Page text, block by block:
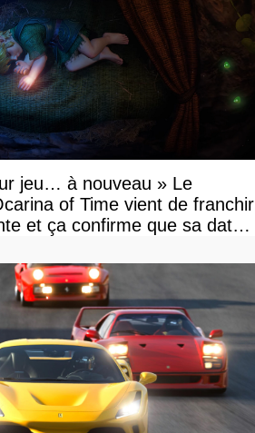
jeu… à nouveau » Le
of Time vient de franchir
et ça confirme que sa date